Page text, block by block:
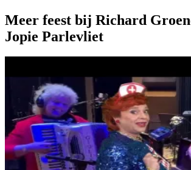
Meer feest bij Richard
Jopie Parlevliet